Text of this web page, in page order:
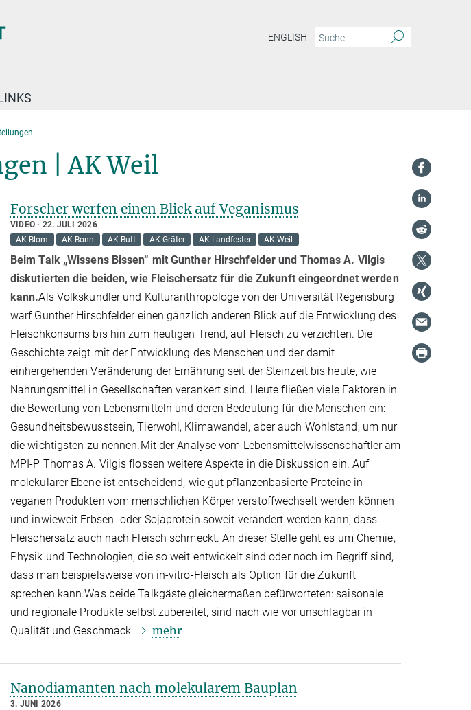
ENGLISH
| AK Weil
Forscher werfen einen Blick auf Veganismus
VIDEO
22. JULI 2026
AK Blom
AK Bonn AK Butt AK Gräter AK Landfester AK Weil
Beim Talk „Wissens Bissen“ mit Gunther Hirschfelder und Thomas A. Vilgis
diskutierten die beiden, wie Fleischersatz für die Zukunft eingeordnet werden
kann.Als Volkskundler und Kulturanthropologe von der Universität Regensburg
warf Gunther Hirschfelder einen gänzlich anderen Blick auf die Entwicklung des
Fleischkonsums bis hin zum heutigen Trend, auf Fleisch zu verzichten. Die
Geschichte zeigt mit der Entwicklung des Menschen und der damit
einhergehenden Veränderung der Ernährung seit der Steinzeit bis heute, wie
Nahrungsmittel in Gesellschaften verankert sind. Heute fließen viele Faktoren in
die Bewertung von Lebensmitteln und deren Bedeutung für die Menschen ein:
Gesundheitsbewusstsein, Tierwohl, Klimawandel, aber auch Wohlstand, um nur
die wichtigsten zu nennen.Mit der Analyse vom Lebensmittelwissenschaftler am
MPI-P Thomas A. Vilgis flossen weitere Aspekte in die Diskussion ein. Auf
molekularer Ebene ist entscheidend, wie gut pflanzenbasierte Proteine in
veganen Produkten vom menschlichen Körper verstoffwechselt werden können
und inwieweit Erbsen- oder Sojaprotein soweit verändert werden kann, dass
Fleischersatz auch nach Fleisch schmeckt. An dieser Stelle geht es um Chemie,
Physik und Technologien, die so weit entwickelt sind oder noch im Begriff sind,
dass man beispielsweise von in-vitro-Fleisch als Option für die Zukunft
sprechen kann.Was beide Talkgäste gleichermaßen befürworteten: saisonale
und regionale Produkte selbst zubereitet, sind nach wie vor unschlagbar in
Qualität und Geschmack.
mehr
Nanodiamanten nach molekularem Bauplan
3. JUNI 2026